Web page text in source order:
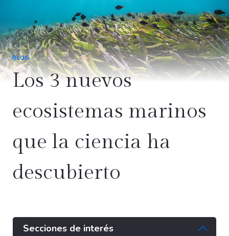
BLOG
Los 3 nuevos
ecosistemas marinos
que la ciencia ha
descubierto
Secciones de interés